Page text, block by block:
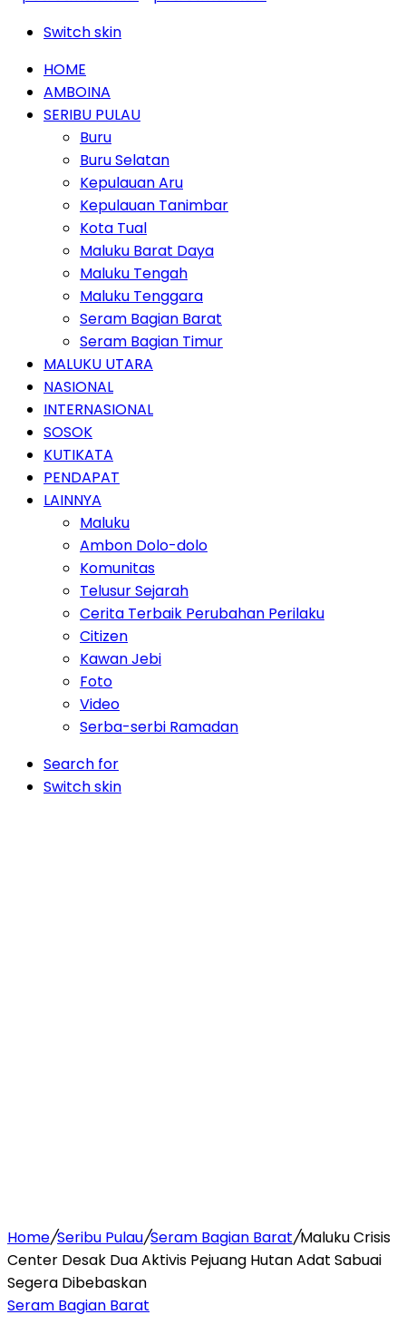
Switch skin
HOME
AMBOINA
SERIBU PULAU
Buru
Buru Selatan
Kepulauan Aru
Kepulauan Tanimbar
Kota Tual
Maluku Barat Daya
Maluku Tengah
Maluku Tenggara
Seram Bagian Barat
Seram Bagian Timur
MALUKU UTARA
NASIONAL
INTERNASIONAL
SOSOK
KUTIKATA
PENDAPAT
LAINNYA
Maluku
Ambon Dolo-dolo
Komunitas
Telusur Sejarah
Cerita Terbaik Perubahan Perilaku
Citizen
Kawan Jebi
Foto
Video
Serba-serbi Ramadan
Search for
Switch skin
Home/Seribu Pulau/Seram Bagian Barat/Maluku Crisis
Center Desak Dua Aktivis Pejuang Hutan Adat Sabuai
Segera Dibebaskan
Seram Bagian Barat